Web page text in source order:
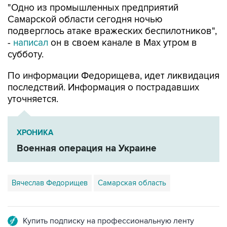
"Одно из промышленных предприятий
Самарской области сегодня ночью
подверглось атаке вражеских беспилотников",
- написал он в своем канале в Max утром в
субботу.
По информации Федорищева, идет ликвидация
последствий. Информация о пострадавших
уточняется.
ХРОНИКА
Военная операция на Украине
Вячеслав Федорищев Самарская область
Купить подписку на профессиональную ленту